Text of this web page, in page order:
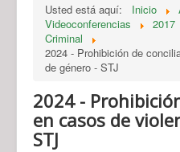
Legislación
Novedades
Recursos y Servicios de
Usted está aquí: Inicio
Videoconferencias
2017
Criminal
2024 - Prohibición de
de género - STJ
2024 -
en casos de
STJ